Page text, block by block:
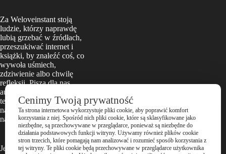
Za Weloveinstant stoją
ludzie, którzy naprawdę
lubią grzebać w źródłach,
przeszukiwać internet i
książki, by znaleźć coś, co
wywoła uśmiech,
zdziwienie albo chwilę
refleksji. Piszą dla nas
autorzy z pasją, a każdy
tekst przechodzi przez
nasze wewnętrzne „czy to
naprawdę ciekawe?” sito.
Jeśli lubisz wiedzieć
Cenimy Twoją prywatność
Ta strona internetowa wykorzystuje pliki cookie, aby poprawić komfort
korzystania z niej. Spośród nich pliki cookie, które są sklasyfikowane jako
niezbędne, są przechowywane w przeglądarce, ponieważ są niezbędne do
działania podstawowych funkcji witryny. Używamy również plików cookie
stron trzecich, które pomagają nam analizować i rozumieć sposób korzystania z
tej witryny. Te pliki cookie będą przechowywane w przeglądarce użytkownika